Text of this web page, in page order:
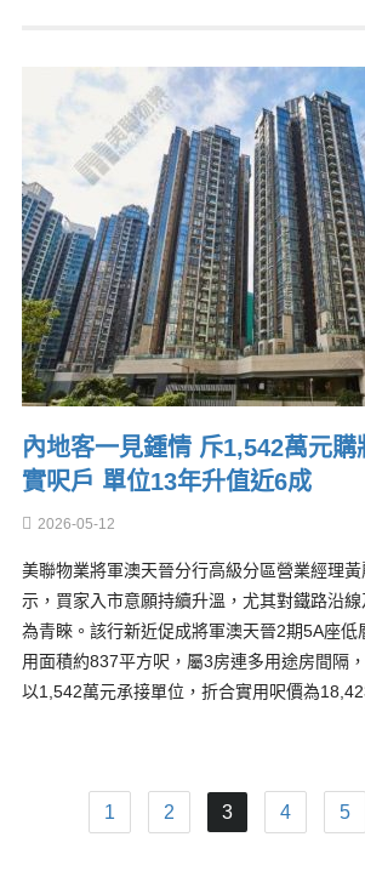
內地客一見鍾情 斥1,542萬元購
實呎戶 單位13年升值近6成
2026-05-12
美聯物業將軍澳天晉分行高級分區營業經理
示，買家入市意願持續升溫，尤其對鐵路沿
為青睞。該行新近促成將軍澳天晉2期5A座低
用面積約837平方呎，屬3房連多用途房間隔
以1,542萬元承接單位，折合實用呎價為
1 2 3 4 5